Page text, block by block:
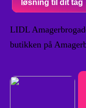
løsning til dit tag
LIDL
butikken på